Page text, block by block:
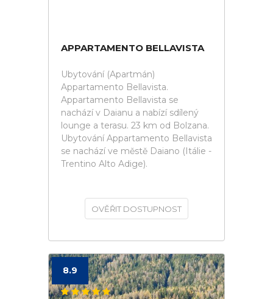
APPARTAMENTO BELLAVISTA
Ubytování (Apartmán)
Appartamento Bellavista.
Appartamento Bellavista se
nachází v Daianu a nabízí sdílený
lounge a terasu. 23 km od Bolzana.
Ubytování Appartamento Bellavista
se nachází ve městě Daiano (Itálie -
Trentino Alto Adige).
OVĚŘIT DOSTUPNOST
8.9